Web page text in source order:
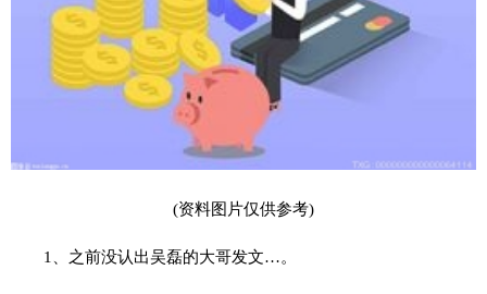
(资料图片仅供参考)
1、之前没认出吴磊的大哥发文…。